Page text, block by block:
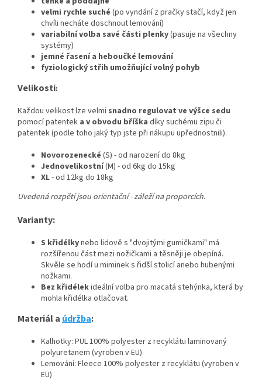
velmi rychle suché (po vyndání z pračky stačí, když jen
chvíli necháte doschnout lemování)
variabilní volba savé části plenky(pasuje na všechny
systémy)
jemné řasení a heboučké lemování
fyziologický střih umožňující volný pohyb
Velikosti:
Každou velikost lze velmi snadno regulovat ve výšce sedu
pomocí patentek a v obvodu bříška díky suchému zipu či
patentek (podle toho jaký typ jste při nákupu upřednostnili).
Novorozenecké (S) - od narození do 8kg
Jednovelikostní(M) - od 6kg do 15kg
XL- od 12kg do 18kg
Uvedená rozpětí jsou orientační - záleží na proporcích.
Varianty:
S křidélkynebo lidově s "dvojitými gumičkami" má
rozšířenou část mezi nožičkami a těsněji je obepíná.
Skvěle se hodí u miminek s řidší stolicí anebo hubenými
nožkami.
Bez křidélekideální volba pro macatá stehýnka, která by
mohla křidélka otlačovat.
Materiál a údržba:
Kalhotky: PUL 100% polyester z recyklátu laminovaný
polyuretanem (vyroben v EU)
Lemování: Fleece 100% polyester z recyklátu (vyroben v
EU)